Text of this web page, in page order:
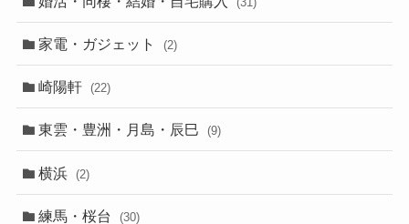
家電・ガジェット (2)
崎陽軒 (22)
東雲・豊洲・月島・辰巳 (9)
横浜 (2)
練馬・桜台 (30)